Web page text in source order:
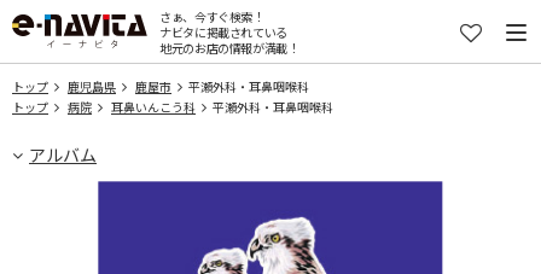
さぁ、今すぐ検索！
ナビタに掲載されている
地元のお店の情報が満載！
トップ 鹿児島県 鹿屋市
平瀬外科・耳鼻咽喉科
トップ
病院 耳鼻いんこう科 平瀬外科・耳鼻咽喉科
アルバム